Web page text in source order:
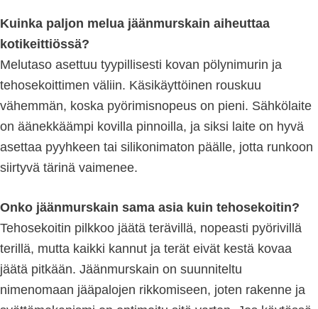
Kuinka paljon melua jäänmurskain aiheuttaa
kotikeittiössä?
Melutaso asettuu tyypillisesti kovan pölynimurin ja
tehosekoittimen väliin. Käsikäyttöinen rouskuu
vähemmän, koska pyörimisnopeus on pieni. Sähkölaite
on äänekkäämpi kovilla pinnoilla, ja siksi laite on hyvä
asettaa pyyhkeen tai silikonimaton päälle, jotta runkoon
siirtyvä tärinä vaimenee.
Onko jäänmurskain sama asia kuin tehosekoitin?
Tehosekoitin pilkkoo jäätä terävillä, nopeasti pyörivillä
terillä, mutta kaikki kannut ja terät eivät kestä kovaa
jäätä pitkään. Jäänmurskain on suunniteltu
nimenomaan jääpalojen rikkomiseen, joten rakenne ja